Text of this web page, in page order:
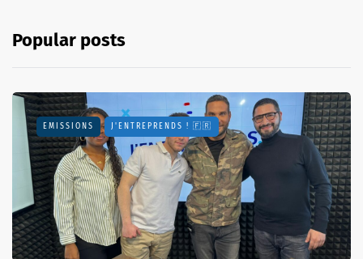
Popular posts
EMISSIONS J'ENTREPRENDS ! 🇫🇷